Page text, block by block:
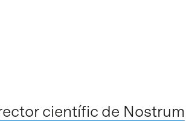
científic de Nostrum